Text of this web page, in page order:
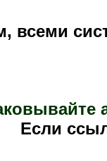
всеми
Если